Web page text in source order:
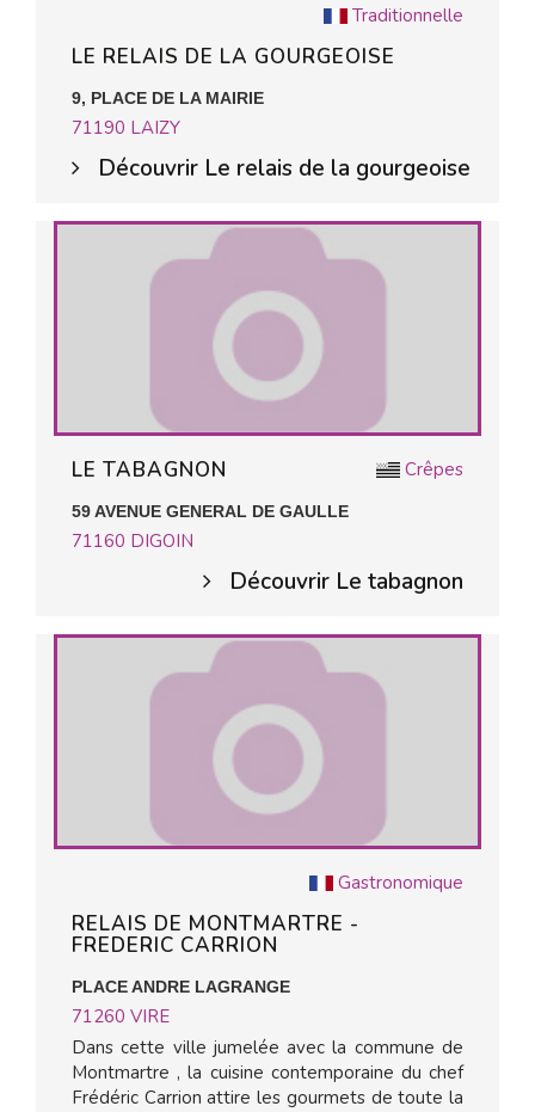
Traditionnelle
LE RELAIS DE LA GOURGEOISE
9, PLACE DE LA MAIRIE
71190 LAIZY
Découvrir Le relais de la gourgeoise
Crêpes
LE TABAGNON
59 AVENUE GENERAL DE GAULLE
71160 DIGOIN
Découvrir Le tabagnon
Gastronomique
RELAIS DE MONTMARTRE -
FREDERIC CARRION
PLACE ANDRE LAGRANGE
71260 VIRE
Dans cette ville jumelée avec la commune de
Montmartre , la cuisine contemporaine du chef
Frédéric Carrion attire les gourmets de toute la